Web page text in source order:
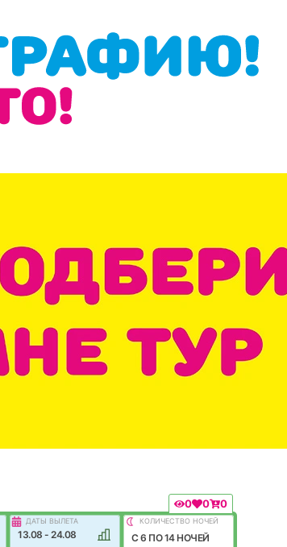
0 0 0
ДАТЫ ВЫЛЕТА
13.08 - 24.08
КОЛИЧЕСТВО НОЧЕЙ
C 6 ПО 14 НОЧЕЙ